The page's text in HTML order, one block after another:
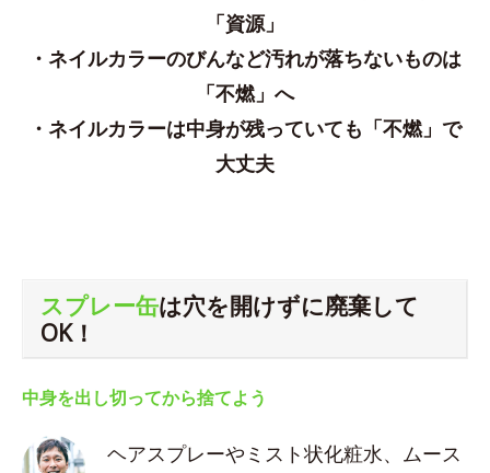
「資源」
・ネイルカラーのびんなど汚れが落ちないものは
「不燃」へ
・ネイルカラーは中身が残っていても「不燃」で
大丈夫
スプレー缶は穴を開けずに廃棄して
OK！
中身を出し切ってから捨てよう
ヘアスプレーやミスト状化粧水、ムース